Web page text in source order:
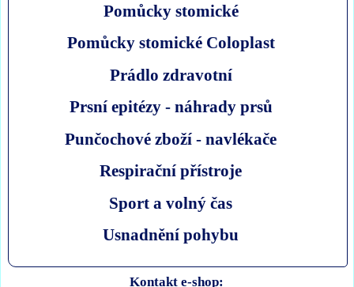
Pomůcky stomické
Pomůcky stomické Coloplast
Prádlo zdravotní
Prsní epitézy - náhrady prsů
Punčochové zboží - navlékače
Respirační přístroje
Sport a volný čas
Usnadnění pohybu
Kontakt e-shop: